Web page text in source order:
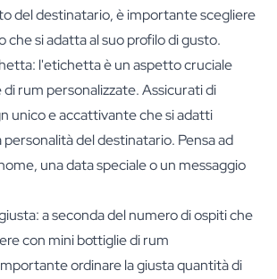
del destinatario, è importante scegliere
che si adatta al suo profilo di gusto.
l'etichetta è un aspetto cruciale
rum personalizzate. Assicurati di
unico e accattivante che si adatti
personalità del destinatario. Pensa ad
una data speciale o un messaggio
a seconda del numero di ospiti che
con mini bottiglie di rum
ordinare la giusta quantità di